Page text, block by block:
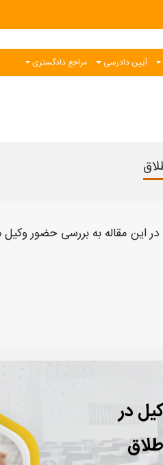
آیین دادرسی مراجع دادگستری
در این مقاله به بررسیحضور وکیل
در